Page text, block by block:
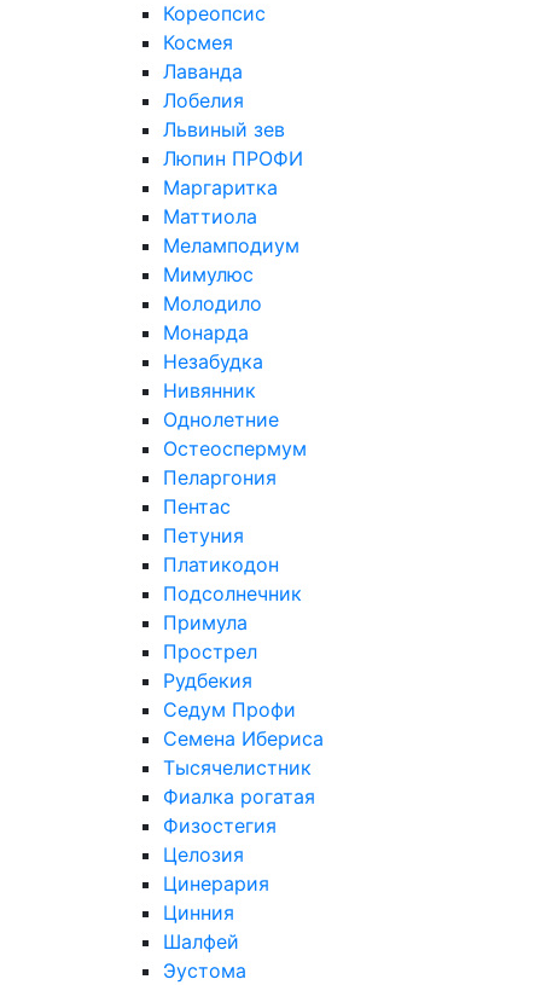
Кореопсис
Космея
Лаванда
Лобелия
Львиный зев
Люпин ПРОФИ
Маргаритка
Маттиола
Меламподиум
Мимулюс
Молодило
Монарда
Незабудка
Нивянник
Однолетние
Остеоспермум
Пеларгония
Пентас
Петуния
Платикодон
Подсолнечник
Примула
Прострел
Рудбекия
Седум Профи
Семена Ибериса
Тысячелистник
Фиалка рогатая
Физостегия
Целозия
Цинерария
Цинния
Шалфей
Эустома